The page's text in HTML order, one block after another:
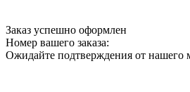
Заказ успешно оформлен
Номер вашего заказа:
Ожидайте подтверждения от нашего